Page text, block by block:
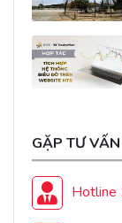
GẶP TƯ VẤN